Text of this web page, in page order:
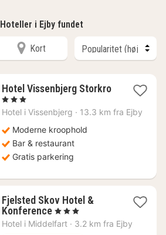
Hoteller i Ejby fundet
Kort
Hotel Vissenbjerg Storkro
1
nat
884
kr.
, 3 Stjerner
Hotel i Vissenbjerg · 13.3 km fra Ejby
Moderne kroophold
Bar & restaurant
Gratis parkering
Fjelsted Skov Hotel &
Konference1
nat
, 3 Stjerner
Hotel i Middelfart · 3.2 km fra Ejby